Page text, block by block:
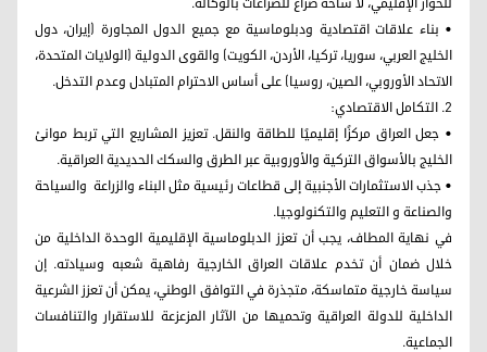
• بناء علاقات اقتصادية ودبلوماسية مع جميع الدول المجاورة (إيران، دول
الخليج العربي، سوريا، تركيا، الأردن، الكويت) والقوى الدولية (الولايات المتحدة،
الاتحاد الأوروبي، الصين، روسيا) على أساس الاحترام المتبادل وعدم التدخل.
2. التكامل الاقتصادي:
• جعل العراق مركزًا إقليميًا للطاقة والنقل. تعزيز المشاريع التي تربط موانئ
الخليج بالأسواق التركية والأوروبية عبر الطرق والسكك الحديدية العراقية.
• جذب الاستثمارات الأجنبية إلى قطاعات رئيسية مثل البناء والزراعة والسياحة
والصناعة و التعليم والتكنولوجيا.
في نهاية المطاف، يجب أن تعزز الدبلوماسية الإقليمية الوحدة الداخلية من
خلال ضمان أن تخدم علاقات العراق الخارجية رفاهية شعبه وسيادته. إن
سياسة خارجية متماسكة، متجذرة في التوافق الوطني، يمكن أن تعزز الشرعية
الداخلية للدولة العراقية وتحميها من الآثار المزعزعة للاستقرار والتنافسات
الجماعية.